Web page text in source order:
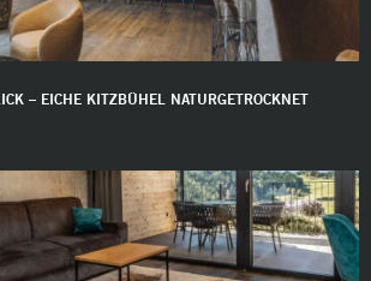
– EICHE KITZBÜHEL NATURGETROCKNET